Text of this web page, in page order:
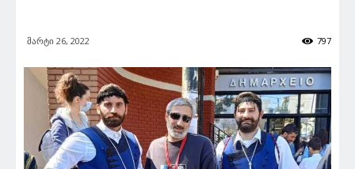
მარტი 26, 2022 797